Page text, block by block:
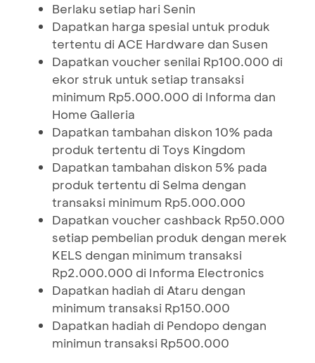
Berlaku setiap hari Senin
Dapatkan harga spesial untuk produk
tertentu di ACE Hardware dan Susen
Dapatkan voucher senilai Rp100.000 di
ekor struk untuk setiap transaksi
minimum Rp5.000.000 di Informa dan
Home Galleria
Dapatkan tambahan diskon 10% pada
produk tertentu di Toys Kingdom
Dapatkan tambahan diskon 5% pada
produk tertentu di Selma dengan
transaksi minimum Rp5.000.000
Dapatkan voucher cashback Rp50.000
setiap pembelian produk dengan merek
KELS dengan minimum transaksi
Rp2.000.000 di Informa Electronics
Dapatkan hadiah di Ataru dengan
minimum transaksi Rp150.000
Dapatkan hadiah di Pendopo dengan
minimun transaksi Rp500.000